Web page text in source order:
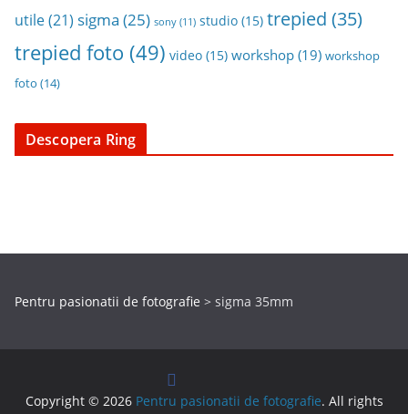
utile(21) sigma (25) sony (11) studio (15) trepied (35)
trepied foto (49) video (15) workshop (19) workshop
foto (14)
Descopera Ring
Pentru pasionatii de fotografie > sigma 35mm
Copyright © 2026 Pentru pasionatii de fotografie. All rights